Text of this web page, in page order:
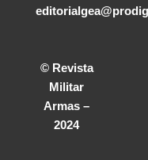
© Revista
Militar
Armas –
2024